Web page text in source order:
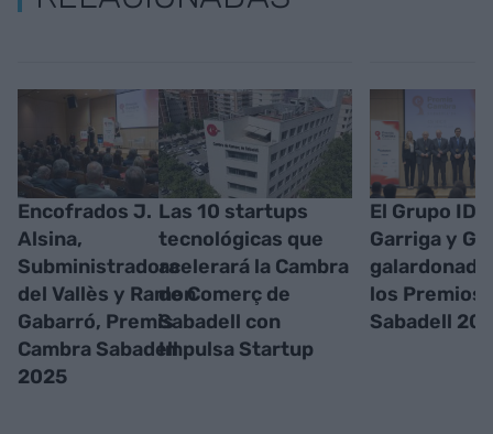
Encofrados J.
Alsina,
Subministradora
del Vallès y Ramon
Gabarró, Premis
Cambra Sabadell
2025
Las 10 startups
tecnológicas que
acelerará la Cambra
de Comerç de
Sabadell con
Impulsa Startup
El Grupo
Garriga y
los Premios
Sabadell